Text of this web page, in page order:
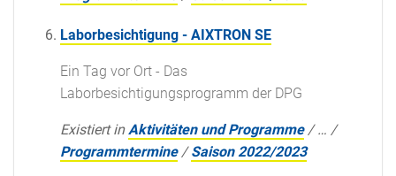
Laborbesichtigung - AIXTRON SE
Ein Tag vor Ort - Das
Laborbesichtigungsprogramm der DPG
Existiert in Aktivitäten und Programme /… /
Programmtermine /Saison 2022/2023